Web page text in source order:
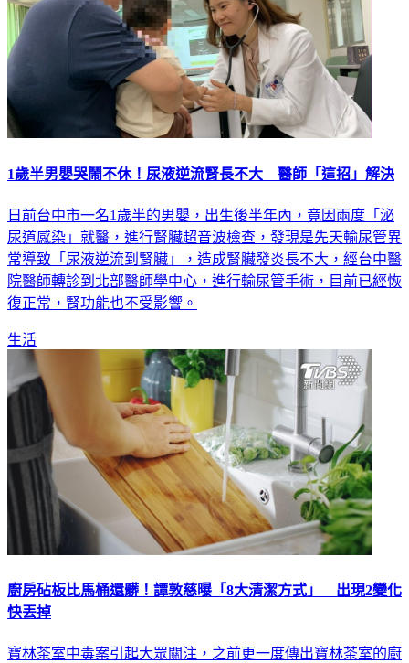
尿道感染」就醫，進行腎臟超音波檢查，發現是先天輸尿管異
常導致「尿液逆流到腎臟」，造成腎臟發炎長不大，經台中醫
院醫師轉診到北部醫師學中心，進行輸尿管手術，目前已經恢
復正常，腎功能也不受影響。
快丟掉
師手部，以及廚房當中的刀具、砧板等疑似驗出米酵菌酸陽性